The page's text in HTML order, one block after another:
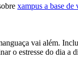
xampus a base de
vai além.
o estresse do dia a